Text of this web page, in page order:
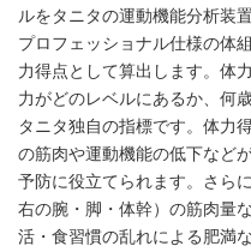
ルをタニタの運動機能分析装
プロフェッショナル仕様の体
力得点として算出します。体
力がどのレベルにあるか、何
タニタ独自の指標です。体力
の筋肉や運動機能の低下など
予防に役立てられます。さら
右の腕・脚・体幹）の筋肉量
活・食習慣の乱れによる肥満